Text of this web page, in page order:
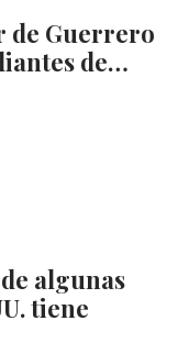
de Guerrero
de…
algunas
tiene